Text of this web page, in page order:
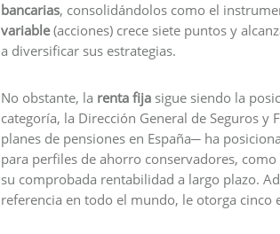
bancarias, consolidándolos como el
variable(acciones) crece siete puntos y
a diversificar sus estrategias.
No obstante, la renta fija sigue siendo la
categoría, la Dirección General de Seguros y
planes de pensiones en España─ ha
para perfiles de ahorro conservadores,
su comprobada rentabilidad a largo plazo.
referencia en todo el mundo, le otorga cinco